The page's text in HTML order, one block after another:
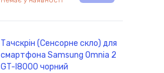
Тачскрін (Сенсорне скло) для
смартфона Samsung Omnia 2
GT-I8000 чорний